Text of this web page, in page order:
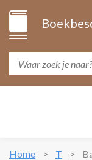
Home T